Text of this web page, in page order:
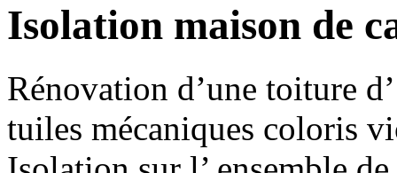
Isolation maison de
Rénovation d’une toiture
tuiles mécaniques coloris